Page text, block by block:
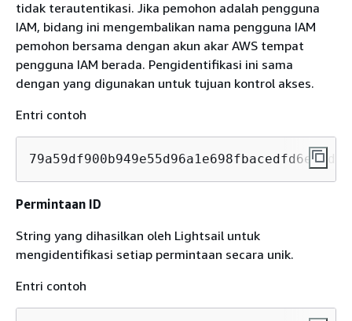
tidak terautentikasi. Jika pemohon adalah pengguna
IAM, bidang ini mengembalikan nama pengguna IAM
pemohon bersama dengan akun akar AWS tempat
pengguna IAM berada. Pengidentifikasi ini sama
dengan yang digunakan untuk tujuan kontrol akses.
Entri contoh
Permintaan ID
String yang dihasilkan oleh Lightsail untuk
mengidentifikasi setiap permintaan secara unik.
Entri contoh